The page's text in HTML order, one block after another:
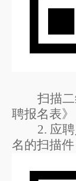
扫描
聘报名表》
2. 应
名的扫描件